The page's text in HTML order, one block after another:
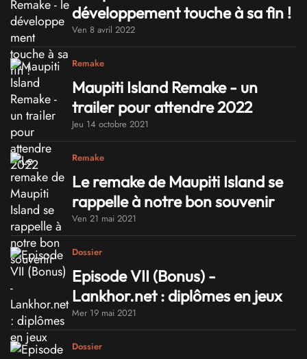
développement touche à sa fin !
Ven 8 avril 2022
Remake
Maupiti Island Remake - un
trailer pour attendre 2022
Jeu 14 octobre 2021
Remake
Le remake de Maupiti Island se
rappelle à notre bon souvenir
Ven 21 mai 2021
Dossier
Episode VII (Bonus) -
Lankhor.net : diplômes en jeux
Mer 19 mai 2021
Dossier